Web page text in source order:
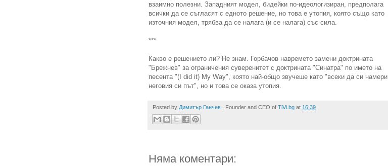
взаимно полезни. Западният модел, бидейки по-идеологизиран, предполага
всички да се съгласят с едното решение, но това е утопия, която също като
източния модел, трябва да се налага (и се налага) със сила.
***
Какво е решението ли? Не знам. Горбачов навремето замени доктрината
"Брежнев" за ограничения суверенитет с доктрината "Синатра" по името на
песента "(I did it) My Way", която най-общо звучеше като "всеки да си намери
неговия си път", но и това се оказа утопия.
Posted by Димитър Ганчев Founder and CEO of TiVi.bg at 16:39
Няма коментари: